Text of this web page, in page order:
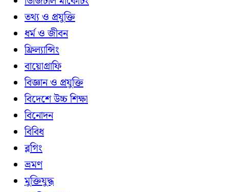
তথ্য ও প্রযুক্তি
ধর্ম ও জীবন
ফ্রিল্যান্সিং
বায়োগ্রাফি
বিজ্ঞান ও প্রযুক্তি
বিদেশে উচ্চ শিক্ষা
বিনোদন
বিবিধ
ব্লগিং
ভ্রমণ
মুক্তিযুদ্ধ